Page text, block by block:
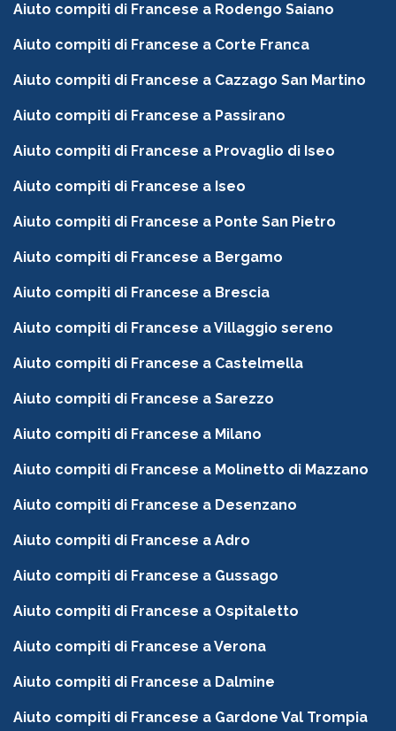
Aiuto compiti di Francese a Rodengo Saiano
Aiuto compiti di Francese a Corte Franca
Aiuto compiti di Francese a Cazzago San Martino
Aiuto compiti di Francese a Passirano
Aiuto compiti di Francese a Provaglio di Iseo
Aiuto compiti di Francese a Iseo
Aiuto compiti di Francese a Ponte San Pietro
Aiuto compiti di Francese a Bergamo
Aiuto compiti di Francese a Brescia
Aiuto compiti di Francese a Villaggio sereno
Aiuto compiti di Francese a Castelmella
Aiuto compiti di Francese a Sarezzo
Aiuto compiti di Francese a Milano
Aiuto compiti di Francese a Molinetto di Mazzano
Aiuto compiti di Francese a Desenzano
Aiuto compiti di Francese a Adro
Aiuto compiti di Francese a Gussago
Aiuto compiti di Francese a Ospitaletto
Aiuto compiti di Francese a Verona
Aiuto compiti di Francese a Dalmine
Aiuto compiti di Francese a Gardone Val Trompia